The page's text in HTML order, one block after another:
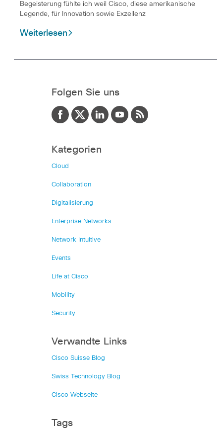
Begeisterung fühlte ich weil Cisco, diese amerikanische
Legende, für Innovation sowie Exzellenz
Weiterlesen
Folgen Sie uns
Kategorien
Cloud
Collaboration
Digitalisierung
Enterprise Networks
Network Intuitive
Events
Life at Cisco
Mobility
Security
Verwandte Links
Cisco Suisse Blog
Swiss Technology Blog
Cisco Webseite
Tags